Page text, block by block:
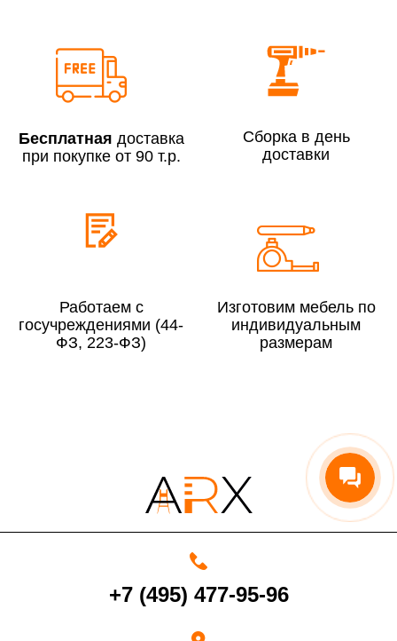
Сборка по Москве в будние дни при заказе:
До 300 000 руб.
7% (но не менее 2 500 руб.)
До 300 000 руб.
Свыше 300 000 руб.
Сборка в выходные дни и вечернее время:
4000 руб. в рабочее время
Срок возврата товара надлежащего качества составляет 30 дней с
момента получения товара.
Возврат переведенных средств производится на Ваш банковский
счет в течение 5-30 рабочих дней (срок зависит от банка, который
Бесплатная доставка
при покупке от 90 т.р.
Сборка в день
доставки
Работаем с
госучреждениями (44-
ФЗ, 223-ФЗ)
Изготовим мебель по
индивидуальным
размерам
+7 (495) 477-95-96